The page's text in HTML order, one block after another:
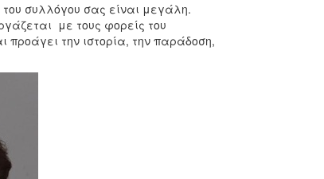
συλλόγου σας είναι μεγάλη.
με τους φορείς του
προάγει την ιστορία, την παράδοση,